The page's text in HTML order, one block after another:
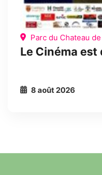
Parc du Chateau
Le Cinéma
8 août 2026